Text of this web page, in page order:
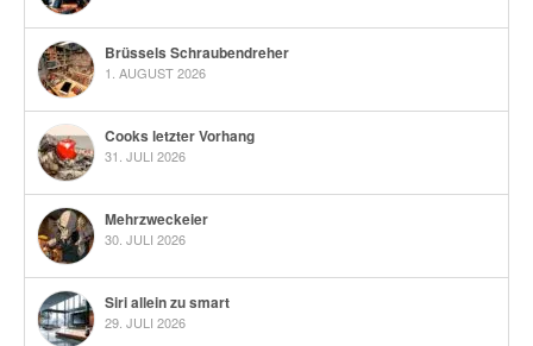
Brüssels Schraubendreher
1. AUGUST 2026
Cooks letzter Vorhang
31. JULI 2026
Mehrzweckeier
30. JULI 2026
Siri allein zu smart
29. JULI 2026